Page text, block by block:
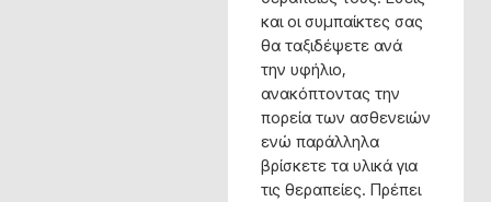
και οι συμπαίκτες σας
θα ταξιδέψετε ανά
την υφήλιο,
ανακόπτοντας την
πορεία των ασθενειών
ενώ παράλληλα
βρίσκετε τα υλικά για
τις θεραπείες. Πρέπει